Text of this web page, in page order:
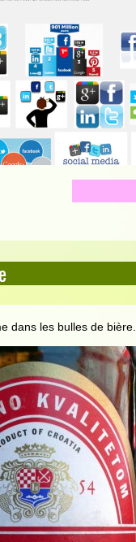
dans les bulles de bière.